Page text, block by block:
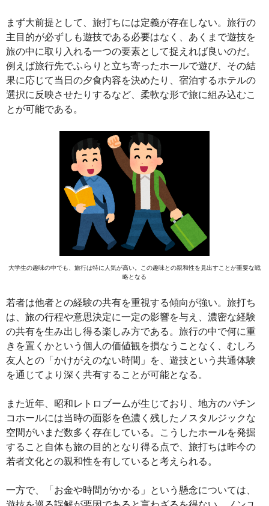
まず大前提として、旅打ちには定義が存在しない。旅行の
主目的が必ずしも遊技である必要はなく、あくまで遊技を
旅の中に取り入れる一つの要素として捉えれば良いのだ。
例えば旅行先でふらりと立ち寄ったホールで遊び、その結
果に応じて当日の夕食内容を決めたり、宿泊するホテルの
選択に反映させたりするなど、柔軟な形で旅に組み込むこ
とが可能である。
大学生の趣味の中でも、旅行は特に人気が高い。この趣味との親和性を見出すことが重要な戦
略となる
若者は他者との経験の共有を重視する傾向が強い。旅打ち
は、旅の行程や意思決定に一定の影響を与え、濃密な経験
の共有を生み出し得る楽しみ方である。旅行の中で何に重
きを置くかという個人の価値観を損なうことなく、むしろ
友人との「かけがえのない時間」を、遊技という共通体験
を通じてより深く共有することが可能となる。
また近年、昭和レトロブームが生じており、地方のパチン
コホールには当時の面影を色濃く残したノスタルジックな
空間がいまだ数多く存在している。こうしたホールを発掘
すること自体も旅の目的となり得る点で、旅打ちは昨今の
若者文化との親和性を有していると考えられる。
一方で、「お金や時間がかかる」という懸念については、